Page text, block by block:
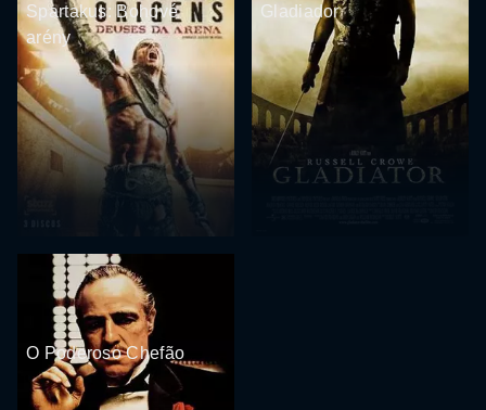
Spartakus: Bohové
arény
Gladiador
O Poderoso Chefão